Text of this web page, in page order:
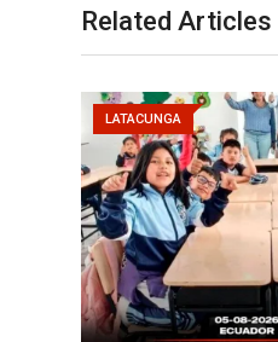
Related Articles
LATACUNGA